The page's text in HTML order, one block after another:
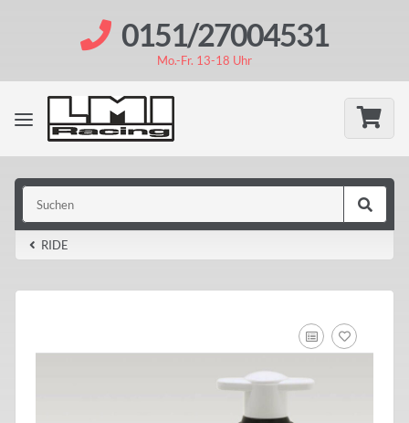
0151/27004531
Mo.-Fr. 13-18 Uhr
RIDE